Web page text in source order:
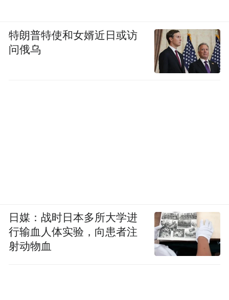
特朗普特使和女婿近日或访
问俄乌
日媒：战时日本多所大学进
行输血人体实验，向患者注
射动物血